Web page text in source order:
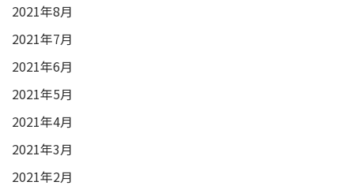
2021年8月
2021年7月
2021年6月
2021年5月
2021年4月
2021年3月
2021年2月